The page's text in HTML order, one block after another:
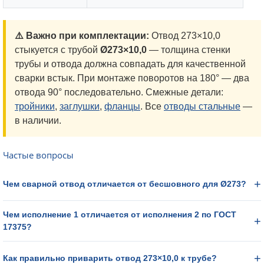
⚠️ Важно при комплектации: Отвод 273×10,0
стыкуется с трубой Ø273×10,0 — толщина стенки
трубы и отвода должна совпадать для качественной
сварки встык. При монтаже поворотов на 180° — два
отвода 90° последовательно. Смежные детали:
тройники, заглушки, фланцы. Все отводы стальные —
в наличии.
Частые вопросы
Чем сварной отвод отличается от бесшовного для Ø273?
Чем исполнение 1 отличается от исполнения 2 по ГОСТ
17375?
Как правильно приварить отвод 273×10,0 к трубе?